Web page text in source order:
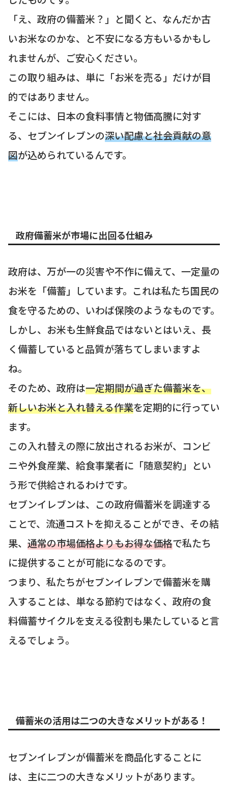
「え、政府の備蓄米？」と聞くと、なんだか古
いお米なのかな、と不安になる方もいるかもし
れませんが、ご安心ください。
この取り組みは、単に「お米を売る」だけが目
的ではありません。
そこには、日本の食料事情と物価高騰に対す
る、セブンイレブンの深い配慮と社会貢献の意
図が込められているんです。
政府備蓄米が市場に出回る仕組み
政府は、万が一の災害や不作に備えて、一定量の
お米を「備蓄」しています。これは私たち国民の
食を守るための、いわば保険のようなものです。
しかし、お米も生鮮食品ではないとはいえ、長
く備蓄していると品質が落ちてしまいますよ
ね。
そのため、政府は一定期間が過ぎた備蓄米を、
新しいお米と入れ替える作業を定期的に行ってい
ます。
この入れ替えの際に放出されるお米が、コンビ
ニや外食産業、給食事業者に「随意契約」とい
う形で供給されるわけです。
セブンイレブンは、この政府備蓄米を調達する
ことで、流通コストを抑えることができ、その結
果、 通常の市場価格よりもお得な価格で私たち
に提供することが可能になるのです。
つまり、私たちがセブンイレブンで備蓄米を購
入することは、単なる節約ではなく、政府の食
料備蓄サイクルを支える役割も果たしていると言
えるでしょう。
備蓄米の活用は二つの大きなメリットがある！
セブンイレブンが備蓄米を商品化することに
は、主に二つの大きなメリットがあります。